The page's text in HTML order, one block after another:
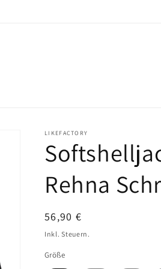
LIKEFACTORY
Rehna
Normaler
Preis
56,90 €
Inkl. Steuern.
Größe